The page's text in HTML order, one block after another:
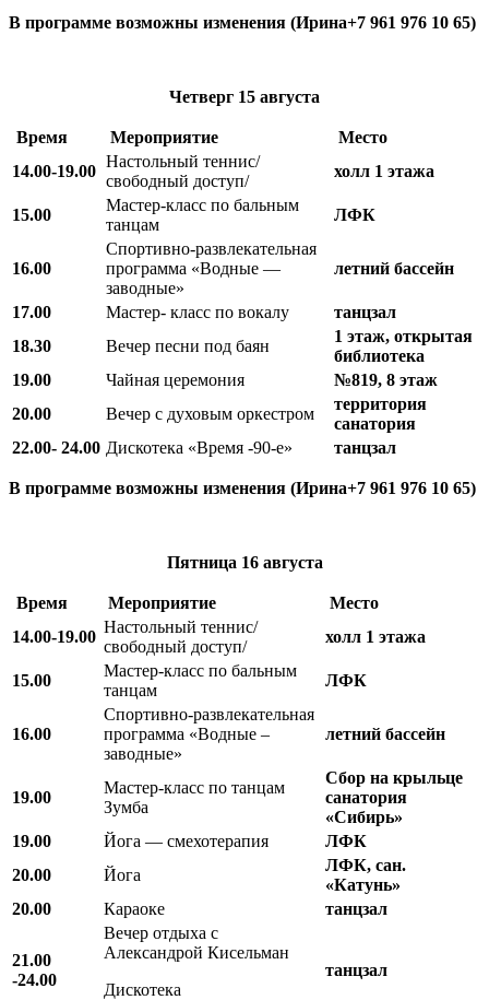
В программе возможны изменения (Ирина+7 961 976 10 65)
Четверг 15 августа
Время Мероприятие
Место
14.00-19.00
Настольный теннис/
свободный доступ/
холл 1 этажа
15.00
Мастер-класс по бальным
танцам
ЛФК
16.00
Спортивно-развлекательная
программа «Водные —
заводные»
летний бассейн
17.00 Мастер- класс по вокалу
танцзал
18.30
Вечер песни под баян
1 этаж, открытая
библиотека
19.00
Чайная церемония
№819, 8 этаж
20.00
Вечер с духовым оркестром
территория
санатория
22.00- 24.00 Дискотека «Время -90-е» танцзал
В программе возможны изменения (Ирина+7 961 976 10 65)
Пятница 16 августа
Время Мероприятие
Место
14.00-19.00
Настольный теннис/
свободный доступ/
холл 1 этажа
15.00
Мастер-класс по бальным
танцам
ЛФК
16.00
Спортивно-развлекательная
программа «Водные –
заводные»
летний бассейн
19.00
Мастер-класс по танцам
Зумба
Сбор на крыльце
санатория
«Сибирь»
19.00
Йога — смехотерапия
ЛФК
20.00
Йога
ЛФК, сан.
«Катунь»
20.00
Караоке танцзал
21.00
-24.00
Вечер отдыха с
Александрой Кисельман
Дискотека
танцзал